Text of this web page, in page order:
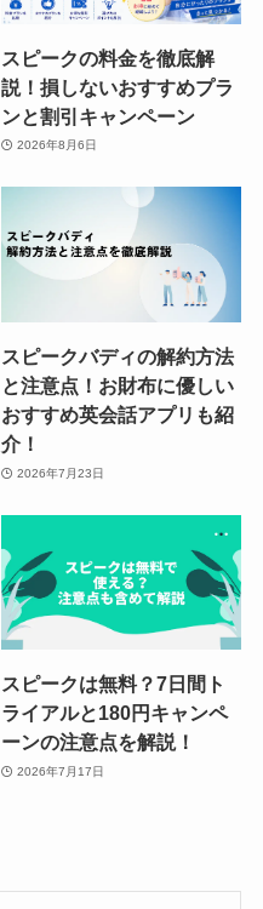
スピークの料金を徹底解
説！損しないおすすめプラ
ンと割引キャンペーン
2026年8月6日
スピークバディの解約方法
と注意点！お財布に優しい
おすすめ英会話アプリも紹
介！
2026年7月23日
スピークは無料？7日間ト
ライアルと180円キャンペ
ーンの注意点を解説！
2026年7月17日